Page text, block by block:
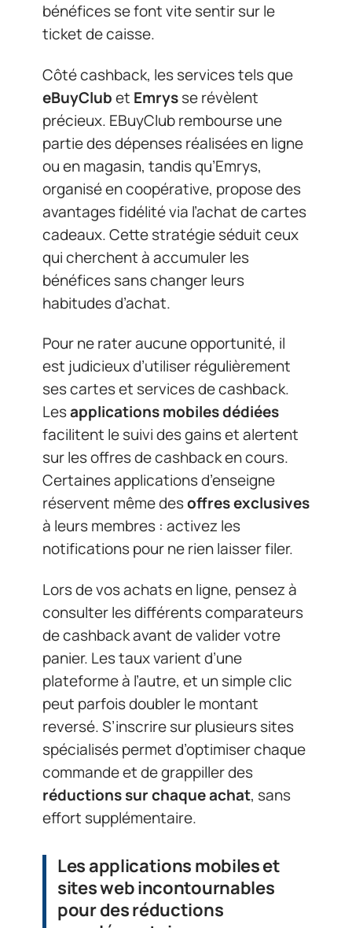
bénéfices se font vite sentir sur le
ticket de caisse.
Côté cashback, les services tels que
eBuyClubet Emrysse révèlent
précieux. EBuyClub rembourse une
partie des dépenses réalisées en ligne
ou en magasin, tandis qu’Emrys,
organisé en coopérative, propose des
avantages fidélité via l’achat de cartes
cadeaux. Cette stratégie séduit ceux
qui cherchent à accumuler les
bénéfices sans changer leurs
habitudes d’achat.
Pour ne rater aucune opportunité, il
est judicieux d’utiliser régulièrement
ses cartes et services de cashback.
Lesapplications mobiles dédiées
facilitent le suivi des gains et alertent
sur les offres de cashback en cours.
Certaines applications d’enseigne
réservent même desoffres exclusives
à leurs membres : activez les
notifications pour ne rien laisser filer.
Lors de vos achats en ligne, pensez à
consulter les différents comparateurs
de cashback avant de valider votre
panier. Les taux varient d’une
plateforme à l’autre, et un simple clic
peut parfois doubler le montant
reversé. S’inscrire sur plusieurs sites
spécialisés permet d’optimiser chaque
commande et de grappiller des
réductions sur chaque achat, sans
effort supplémentaire.
Les applications mobiles et
sites web incontournables
pour des réductions